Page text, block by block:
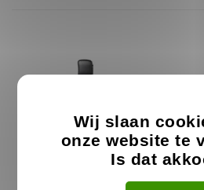
Wij slaan
onze website te
Is dat